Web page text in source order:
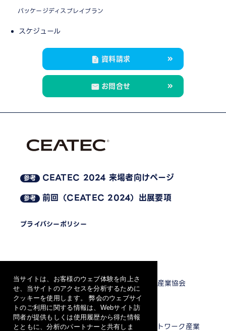
当サイトは、お客様のウェブ体験を向上さ
せ、当サイトのアクセスを分析するために
クッキーを使用します。 弊会のウェブサイ
トのご利用に関する情報は、Webサイト訪
問者が提供もしくは使用履歴から得た情報
とともに、分析のパートナーと共有しま
パッケージディスプレイプラン
スケジュール
資料請求
お問合せ
参考 CEATEC 2024 来場者向けページ
参考 前回（CEATEC 2024）出展要項
プライバシーポリシー
一般社団法人 電子情報技術産業協会
共催
一般社団法人 情報通信ネットワーク産業